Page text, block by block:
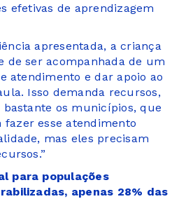
efetivas de aprendizagem
apresentada, a criança
de ser acompanhada de um
atendimento e dar apoio ao
Isso demanda recursos,
os municípios, que
fazer esse atendimento
mas eles precisam
para populações
apenas 28% das